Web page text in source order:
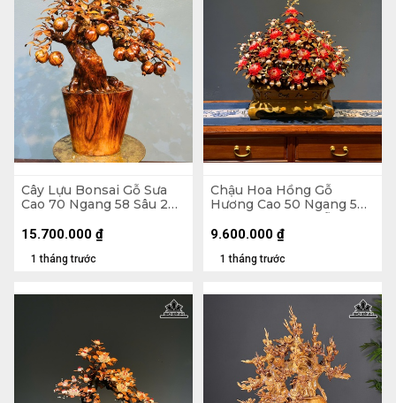
Cây Lựu Bonsai Gỗ Sưa
Cao 70 Ngang 58 Sâu 20
1 tháng trước
15.700.000 ₫
Chậu Hoa Hồng Gỗ
Hương Cao 50 Ngang 50
Sâu 45 (cm) - Lá Gỗ Sưa -
Hoa Vỏ Sò Indo
1 tháng trước
9.600.000 ₫